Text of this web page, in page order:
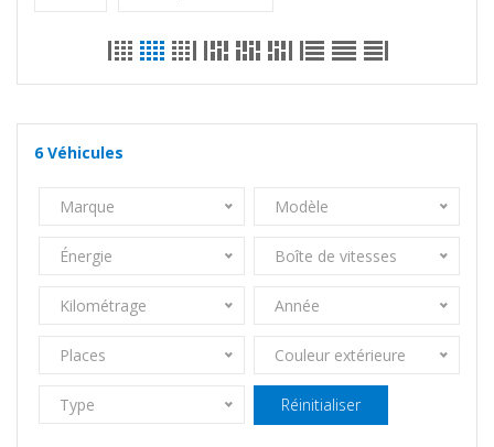
6 Véhicules
Marque Modèle
Énergie Boîte de vitesses
Kilométrage Année
Places Couleur extérieure
Type Réinitialiser